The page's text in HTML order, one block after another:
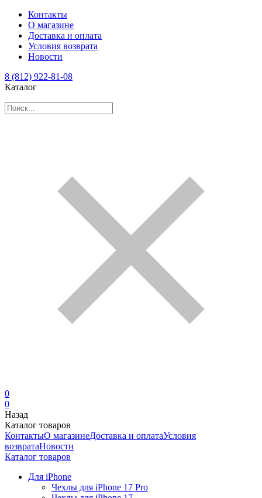
Контакты
О магазине
Доставка и оплата
Условия возврата
Новости
8 (812) 922-81-08
Каталог
0
0
Назад
Каталог товаров
КонтактыО магазинеДоставка и оплатаУсловия
возвратаНовости
Каталог товаров
Для iPhone
Чехлы для iPhone 17 Pro